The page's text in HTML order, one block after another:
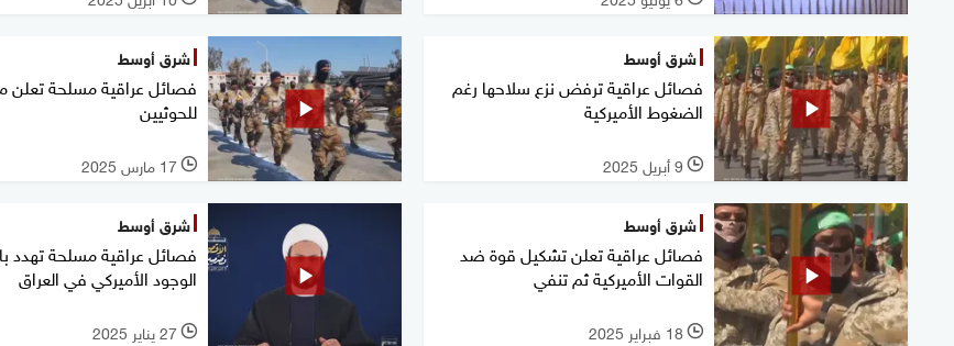
شرق أوسط
فصائل عراقية ترفض نزع سلاحها رغم
الضغوط الأميركية
l 9 أبريل 2025
شرق أوسط
فصائل عراقية مسلحة تعلن
للحوثيين
l 17 مارس 2025
شرق أوسط
فصائل عراقية تعلن تشكيل قوة ضد
القوات الأميركية ثم تنفي
l 18 فبراير 2025
شرق أوسط
فصائل عراقية مسلحة تهدد
الوجود الأميركي في العراق
l 27 يناير 2025